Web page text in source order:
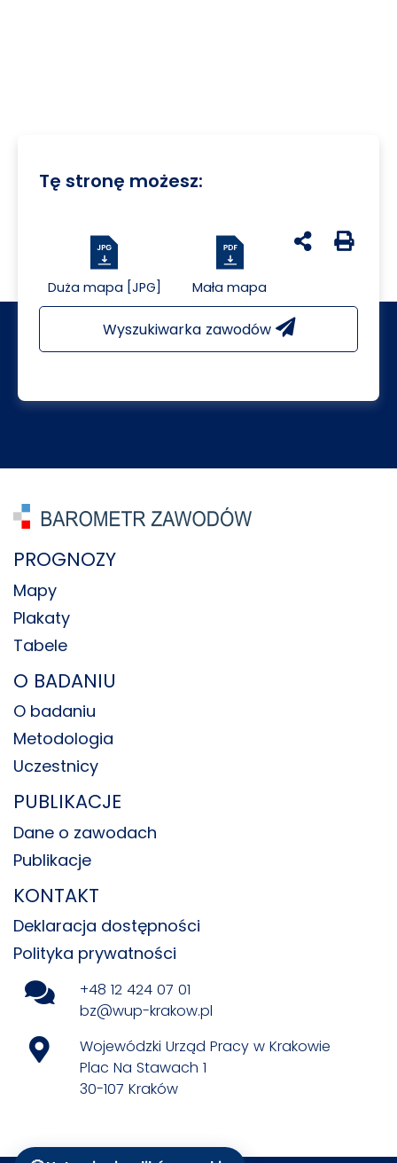
Tę stronę możesz:
Duża mapa [JPG] Mała mapa
udostępnij na
Generuj
Wyszukiwarka zawodów
PROGNOZY
Mapy
Plakaty
Tabele
O BADANIU
O badaniu
Metodologia
Uczestnicy
PUBLIKACJE
Dane o zawodach
Publikacje
KONTAKT
Deklaracja dostępności
Polityka prywatności
+48 12 424 07 01
bz@wup-krakow.pl
Wojewódzki Urząd Pracy w Krakowie
Plac Na Stawach 1
30-107 Kraków